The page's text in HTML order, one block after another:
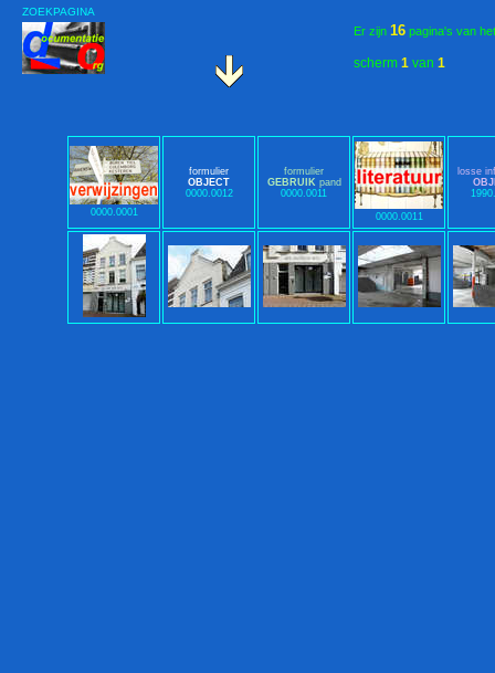
ZOEKPAGINA
Er zijn 16 pagina's van
0000.0001
formulier
OBJECT
0000.0012
formulier
GEBRUIK pand
0000.0011
0000.0011
losse
scherm 1 van 1